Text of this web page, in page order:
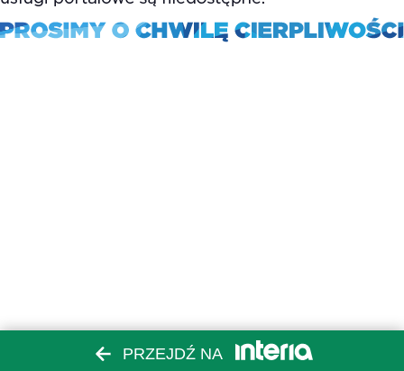
PRZEJDŹ NA